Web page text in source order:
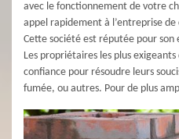
avec le fonctionnement de votre
appel rapidement à l’entreprise de
Cette société est réputée pour son
Les propriétaires les plus
confiance pour résoudre leurs
fumée, ou autres. Pour de plus